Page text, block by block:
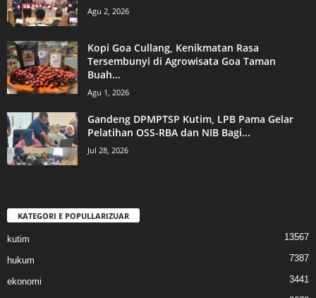
Agu 2, 2026
Kopi Goa Cullang, Kenikmatan Rasa
Tersembunyi di Agrowisata Goa Taman
Buah...
Agu 1, 2026
Gandeng DPMPTSP Kutim, LPB Pama Gelar
Pelatihan OSS-RBA dan NIB Bagi...
Jul 28, 2026
KATEGORI E POPULLARIZUAR
kutim 13567
hukum 7387
ekonomi 3441